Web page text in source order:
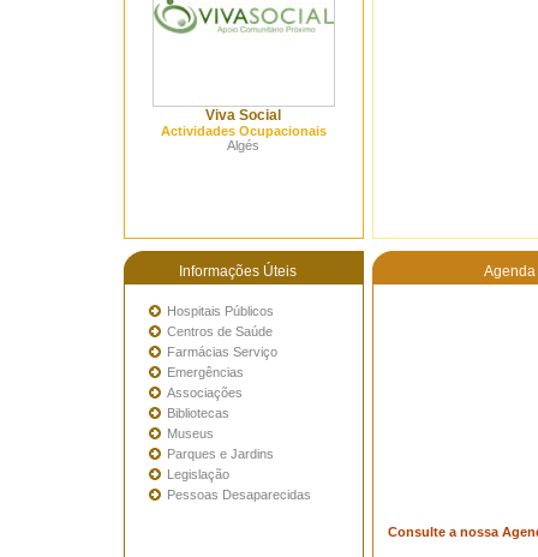
Viva Social
Actividades Ocupacionais
Algés
Informações Úteis Agenda
Hospitais Públicos
Centros de Saúde
Farmácias Serviço
Emergências
Associações
Bibliotecas
Museus
Parques e Jardins
Legislação
Pessoas Desaparecidas
Consulte a nossa